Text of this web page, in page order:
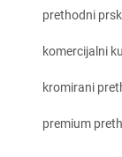
prethodni
komercijalni
kromirani
premium